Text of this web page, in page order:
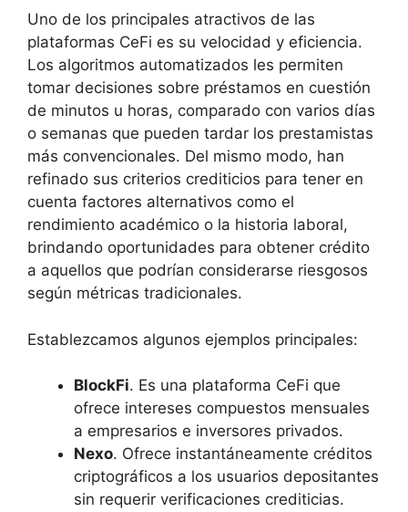
Uno de los principales atractivos de las
plataformas CeFi es su velocidad y eficiencia.
Los algoritmos automatizados les permiten
tomar decisiones sobre préstamos en cuestión
de minutos u horas, comparado con varios días
o semanas que pueden tardar los prestamistas
más convencionales. Del mismo modo, han
refinado sus criterios crediticios para tener en
cuenta factores alternativos como el
rendimiento académico o la historia laboral,
brindando oportunidades para obtener crédito
a aquellos que podrían considerarse riesgosos
según métricas tradicionales.
Establezcamos algunos ejemplos principales:
BlockFi. Es una plataforma CeFi que
ofrece intereses compuestos mensuales
a empresarios e inversores privados.
Nexo. Ofrece instantáneamente créditos
criptográficos a los usuarios depositantes
sin requerir verificaciones crediticias.